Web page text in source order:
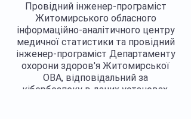
Провідний інженер-програміст
Житомирського обласного
інформаційно-аналітичного центру
медичної статистики та провідний
інженер-програміст Департаменту
охорони здоров'я Житомирської
ОВА, відповідальний за
кібербезпеку в даних установах.